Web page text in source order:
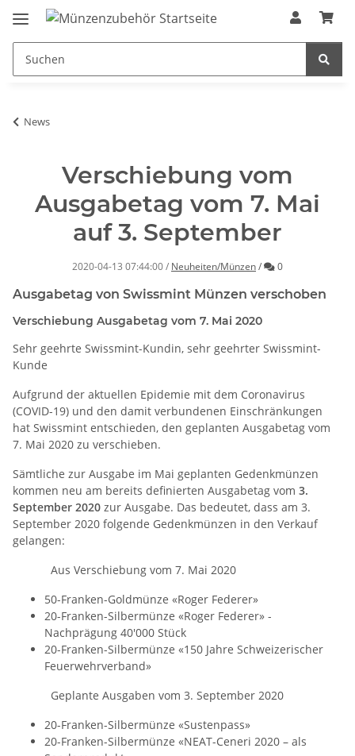
News
Verschiebung vom
Ausgabetag vom 7. Mai
auf 3. September
2020-04-13 07:44:00/ Neuheiten/Münzen/ Kommentare
0
Ausgabetag von Swissmint Münzen verschoben
Verschiebung Ausgabetag vom 7. Mai 2020
Sehr geehrte Swissmint-Kundin, sehr geehrter Swissmint-
Kunde
Aufgrund der aktuellen Epidemie mit dem Coronavirus
(COVID-19) und den damit verbundenen Einschränkungen
hat Swissmint entschieden, den geplanten Ausgabetag vom
7. Mai 2020 zu verschieben.
Sämtliche zur Ausgabe im Mai geplanten Gedenkmünzen
kommen neu am bereits definierten Ausgabetag vom 3.
September 2020 zur Ausgabe. Das bedeutet, dass am 3.
September 2020 folgende Gedenkmünzen in den Verkauf
gelangen:
Aus Verschiebung vom 7. Mai 2020
50-Franken-Goldmünze «Roger Federer»
20-Franken-Silbermünze «Roger Federer» -
Nachprägung 40'000 Stück
20-Franken-Silbermünze «150 Jahre Schweizerischer
Feuerwehrverband»
Geplante Ausgaben vom 3. September 2020
20-Franken-Silbermünze «Sustenpass»
20-Franken-Silbermünze «NEAT-Ceneri 2020 – als